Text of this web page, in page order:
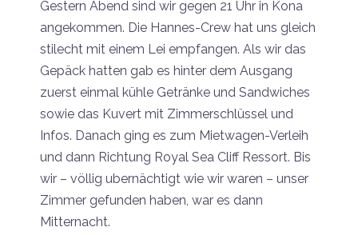
Gestern Abend sind wir gegen 21 Uhr in Kona
angekommen. Die Hannes-Crew hat uns gleich
stilecht mit einem Lei empfangen. Als wir das
Gepäck hatten gab es hinter dem Ausgang
zuerst einmal kühle Getränke und Sandwiches
sowie das Kuvert mit Zimmerschlüssel und
Infos. Danach ging es zum Mietwagen-Verleih
und dann Richtung Royal Sea Cliff Ressort. Bis
wir – völlig ubernächtigt wie wir waren – unser
Zimmer gefunden haben, war es dann
Mitternacht.